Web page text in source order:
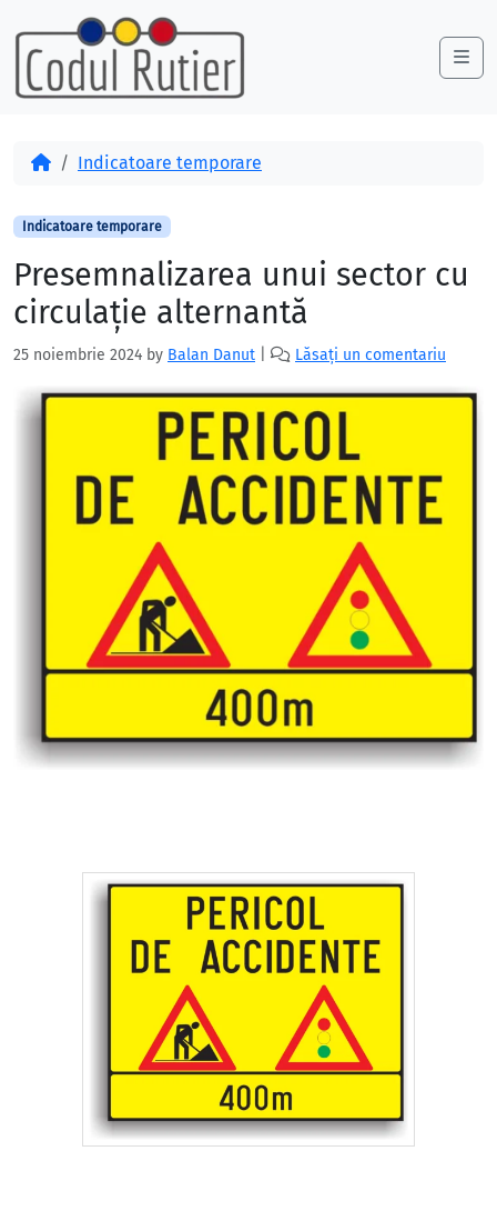
Skip to content
Skip to footer
AcasăIndicatoare temporare
Indicatoare temporare
Presemnalizarea unui sector cu
circulație alternantă
25 noiembrie 2024 by Balan Danut Lăsați un comentariu